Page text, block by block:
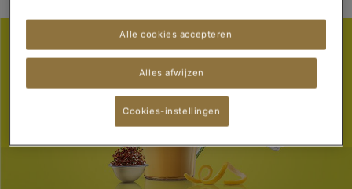
Alles afwijzen
Alle cookies accepteren
Cookies-instellingen